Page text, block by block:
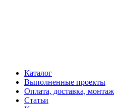
Каталог
Выполненные проекты
Оплата, доставка, монтаж
Статьи